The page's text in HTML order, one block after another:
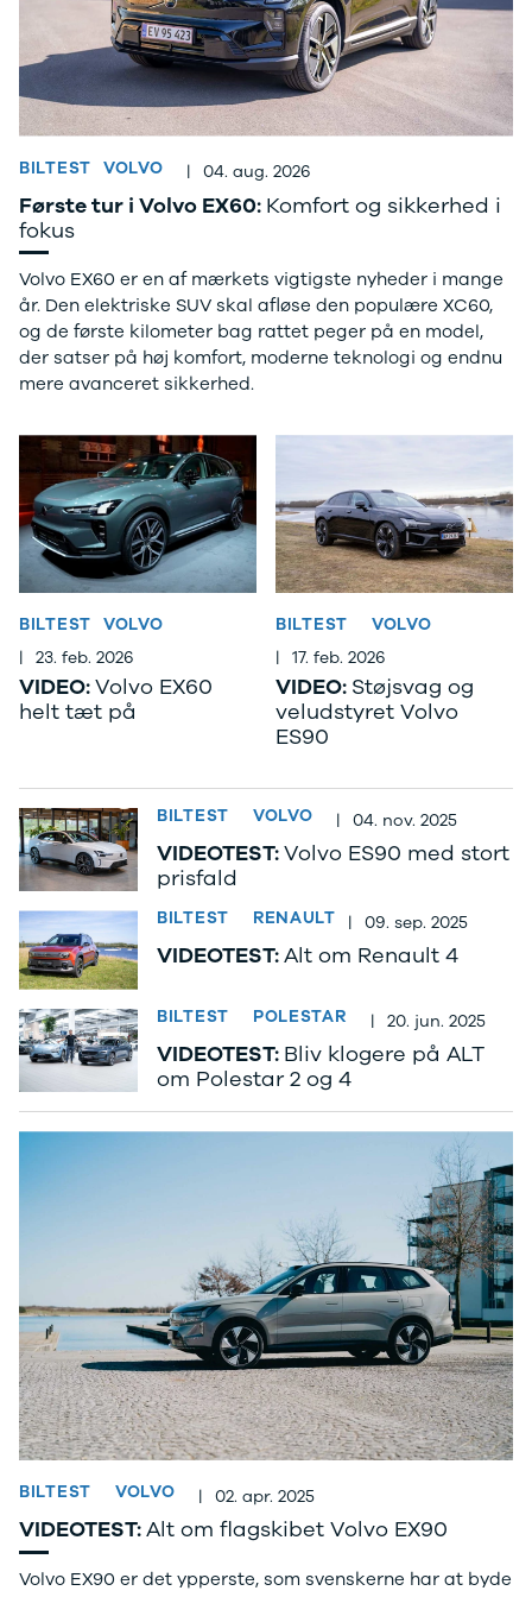
Modeller
Anmeldelser
Privatleasing
Tilbud
EX90
Modeller
Anmeldelser
Privatleasing
Tilbud
Modeller
Privatleasing
Anmeldelser
Tilbud
XC90
Anmeldelser
Privatleasing
Tilbud
Renault
Twingo
Electric
Modeller
Privatleasing
Modeller
Anmeldelser
Privatleasing
Modeller
Anmeldelser
Privatleasing
Tilbud
Electric
Modeller
Anmeldelser
Privatleasing
Tilbud
Scenic
Modeller
Anmeldelser
Privatleasing
Tilbud
Duster
Modeller
Anmeldelser
Privatleasing
Sandero
Modeller
Privatleasing
biltyper
Elbiler
Benzinbil
Dieselbil
Hybrid
SUV
Stationcar
Lille bil
Varebiler
biler
Biler med
automatgear
Elbiler
Se alle
Volvo
Renault
Elbil med
træk
Billig elbil
Lille elbil
Vis alle
elbiler
Se alle biler
under
100.000 kr.
100.000 -
200.000 kr.
300.000 kr.
300.000 -
400.000 -
Over
500.000 kr.
Billig elbil til
under
og områder
Skive
Viborg
Holstebro
Privatleasing
Guide til
privatleasing
af brugte
Budget op til
4.000 kr.
3.500 kr.
Sporing
Renault
Lej en
Bilplejepakker
Værksted
Book
værkstedstid
fordele
Sådan
Lej en
Service på
sommerdæk
Alt om dæk
Vinterdæk
Sommerdæk
Helårsdæk
Byer
Alle byer
Skive
Book
vores bilhuse
har mere end
års erfaring
BILTEST VOLVO | 04. aug. 2026
Første tur i Volvo EX60: Komfort og sikkerhed i
fokus
Volvo EX60 er en af mærkets vigtigste nyheder i mange
år. Den elektriske SUV skal afløse den populære XC60,
og de første kilometer bag rattet peger på en model,
der satser på høj komfort, moderne teknologi og endnu
mere avanceret sikkerhed.
BILTEST VOLVO
| 23. feb. 2026
VIDEO:Volvo EX60
helt tæt på
BILTEST
VOLVO
| 17. feb. 2026
VIDEO: Støjsvag og
veludstyret Volvo
ES90
BILTEST VOLVO | 04. nov. 2025
VIDEOTEST:Volvo ES90 med stort
prisfald
BILTEST RENAULT | 09. sep. 2025
VIDEOTEST:Alt om Renault 4
BILTEST POLESTAR | 20. jun. 2025
VIDEOTEST: Bliv klogere på ALT
om Polestar 2 og 4
BILTEST VOLVO | 02. apr. 2025
VIDEOTEST:Alt om flagskibet Volvo EX90
Volvo EX90 er det ypperste, som svenskerne har at byde